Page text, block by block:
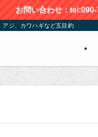
お問い合わせ：
ジ、カワハギなど五目釣りが楽し